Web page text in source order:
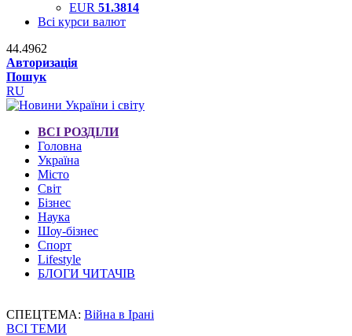
EUR 51.3814
Всі курси валют
44.4962
Авторизація
Пошук
RU
ВСІ РОЗДІЛИ
Головна
Україна
Місто
Світ
Бізнес
Наука
Шоу-бізнес
Спорт
Lifestyle
БЛОГИ ЧИТАЧІВ
СПЕЦТЕМА: Війна в Ірані
ВСІ ТЕМИ